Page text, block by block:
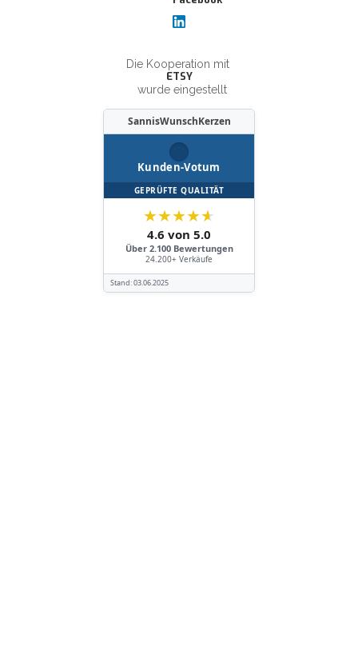
Die Kooperation mit
ETSY
wurde eingestellt
SannisWunschKerzen
Kunden-Votum
GEPRÜFTE QUALITÄT
★★★★★
4.6 von 5.0
Über 2.100 Bewertungen
24.200+ Verkäufe
Stand:03.06.2025